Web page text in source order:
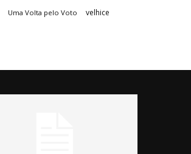
Uma Volta pelo Voto velhice